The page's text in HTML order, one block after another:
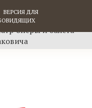
ВЕРСИЯ ДЛЯ
оперы и балета